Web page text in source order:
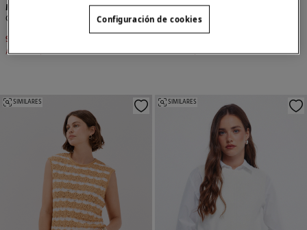
Milano
Chaleco de punto con botones dorados
9,99 €
Ahorras30,00 €
Cortefiel
Chaleco punto pasadas
Ahorras37,00 €
SIMILARES SIMILARES
Configuración de cookies